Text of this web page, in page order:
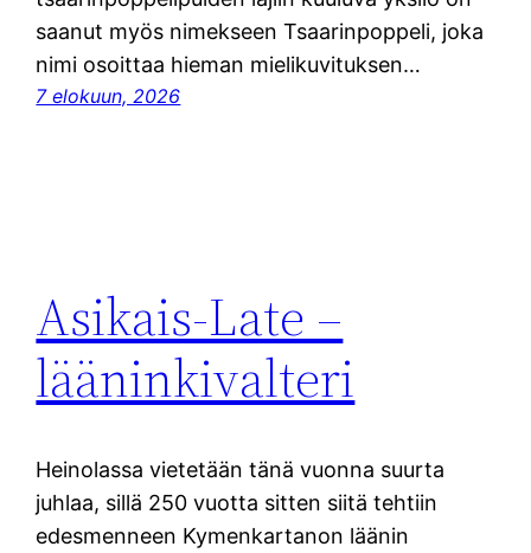
saanut myös nimekseen Tsaarinpoppeli, joka
nimi osoittaa hieman mielikuvituksen…
7 elokuun, 2026
Asikais-Late –
lääninkivalteri
Heinolassa vietetään tänä vuonna suurta
juhlaa, sillä 250 vuotta sitten siitä tehtiin
edesmenneen Kymenkartanon läänin